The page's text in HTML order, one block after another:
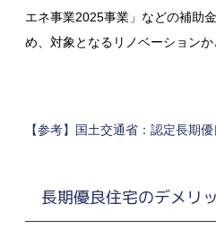
エネ事業2025事業」などの補助
め、対象となるリノベーションか
【参考】国土交通省：認定長期
長期優良住宅のデメリ